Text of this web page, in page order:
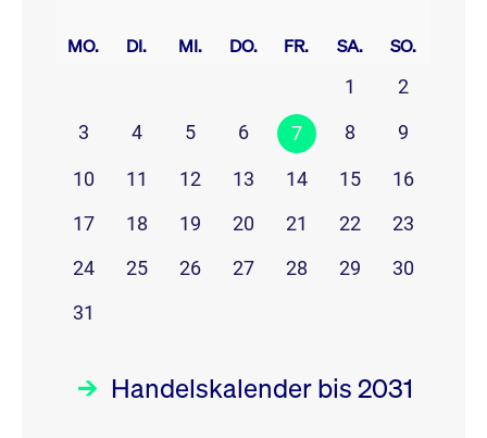
MO. DI. MI. DO. FR. SA. SO.
1
2
3
4 5 6 7 8 9
10 11 12 13 14 15
16
17
18 19 20 21 22
23
24
25 26 27 28 29
30
31
Handelskalender bis 2031